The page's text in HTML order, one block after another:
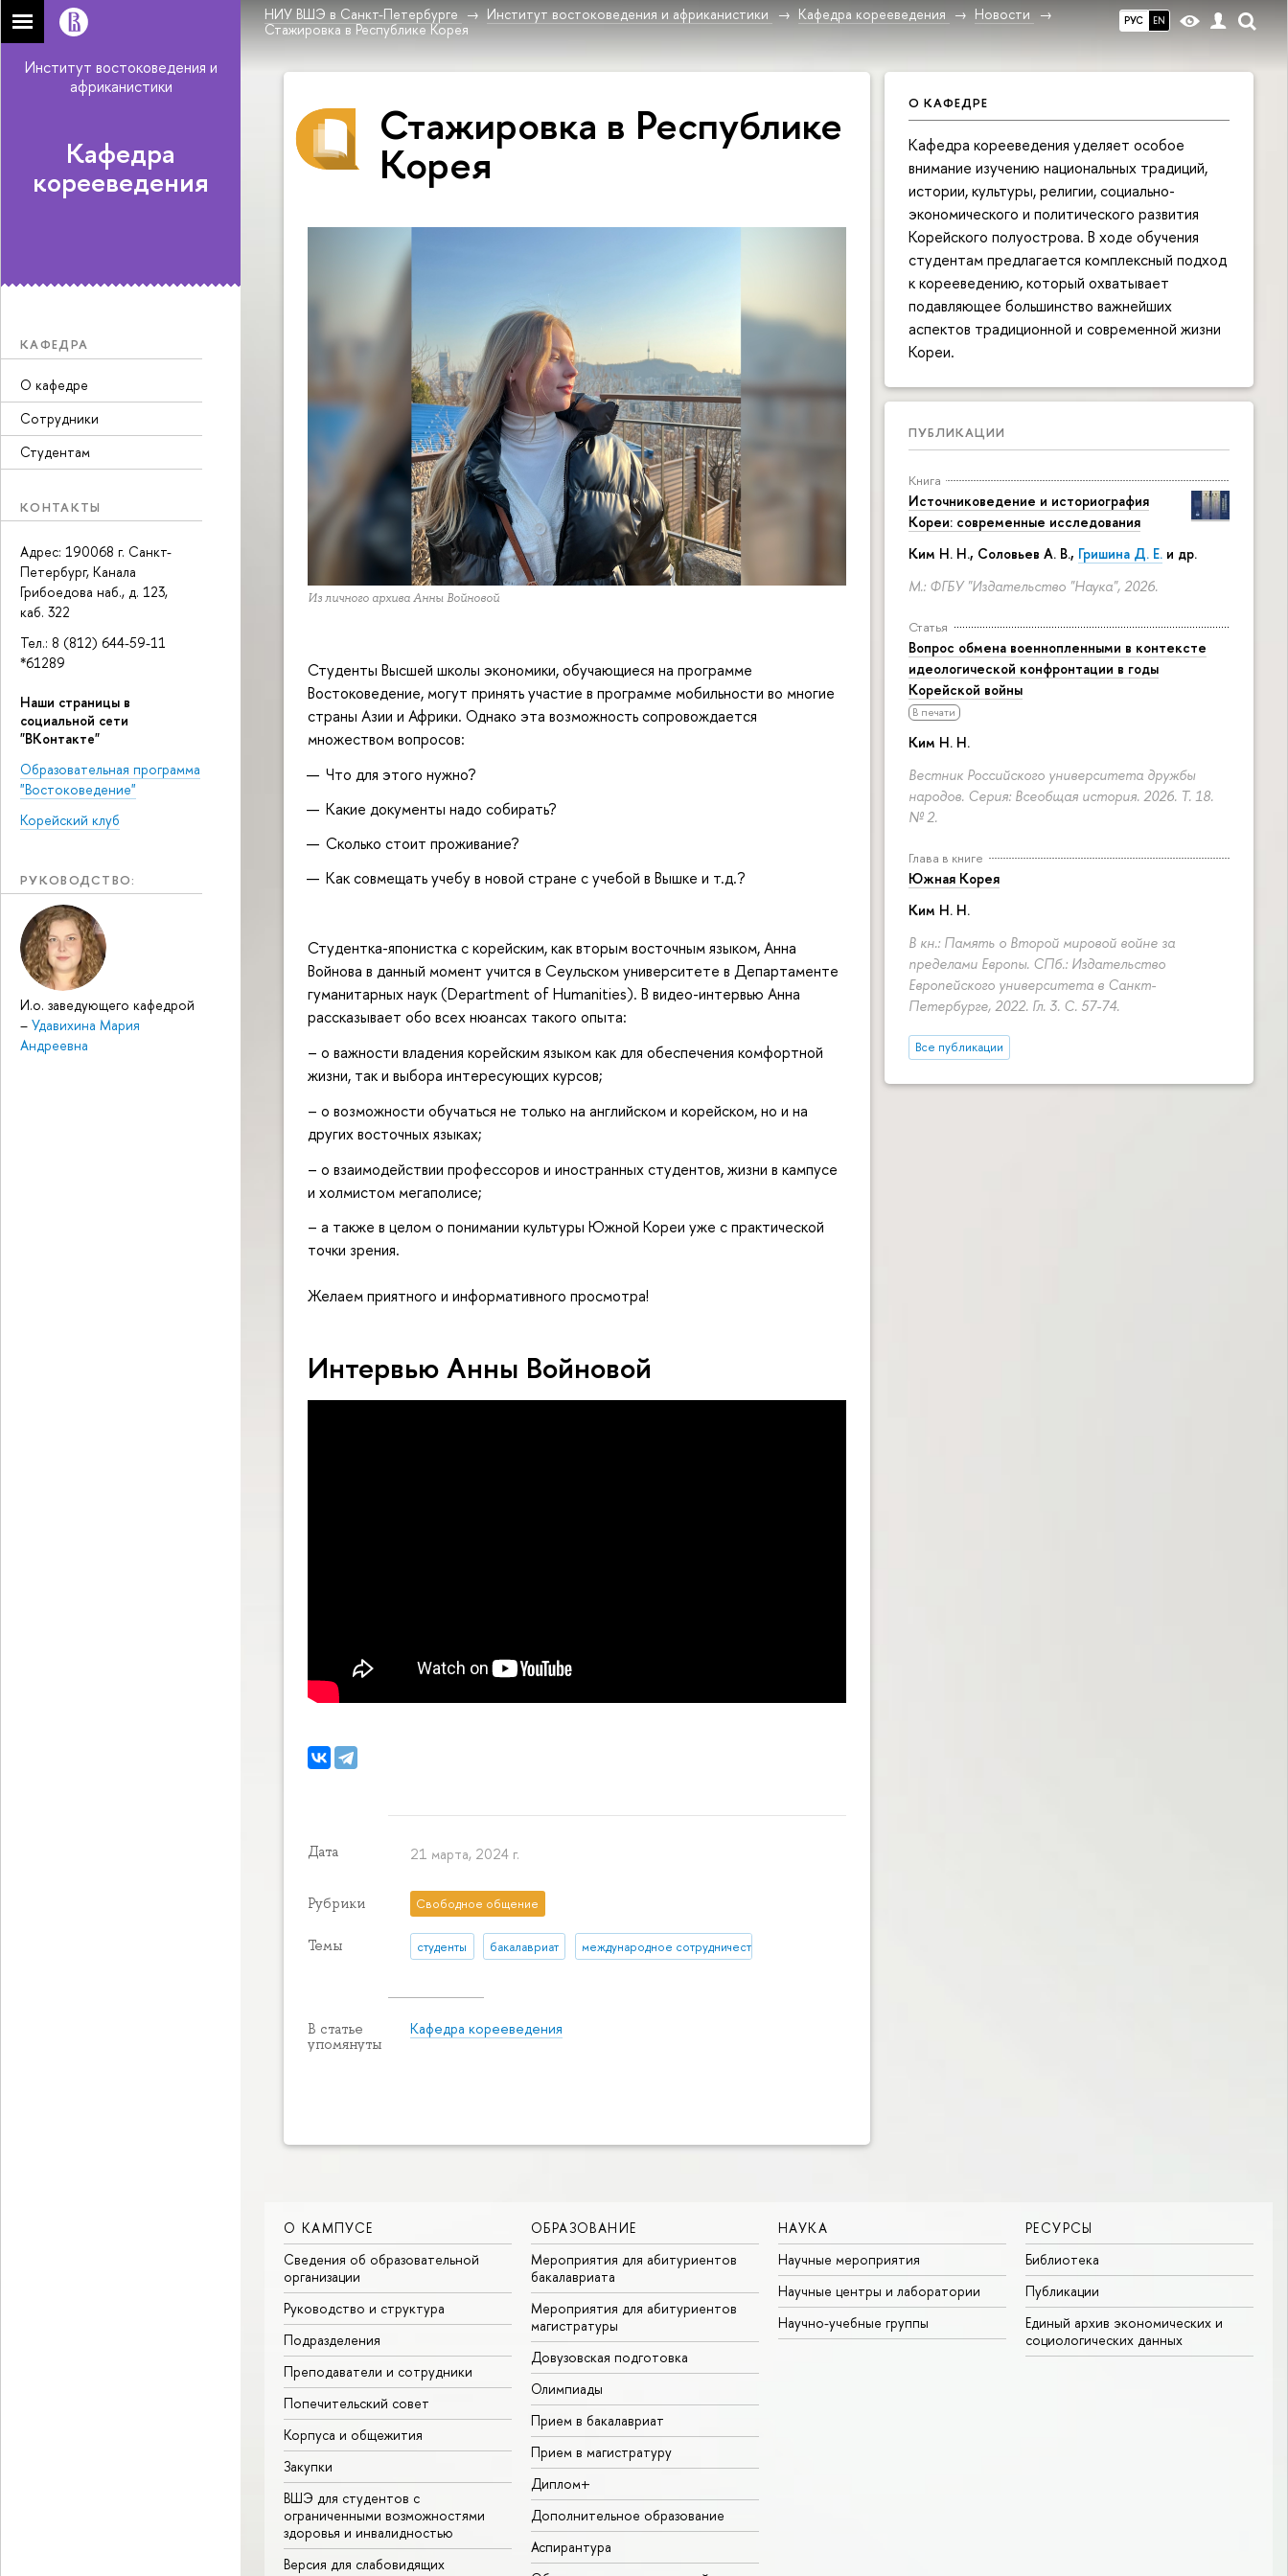
РУС EN
НИУ ВШЭ в Санкт-Петербурге Институт востоковедения и африканистики Кафедра корееведения
Новости
Стажировка в Республике Корея
Институт востоковедения и
африканистики
Кафедра
корееведения
КАФЕДРА
О кафедре
Сотрудники
Студентам
КОНТАКТЫ
Адрес: 190068 г. Санкт-
Петербург, Канала
Грибоедова наб., д. 123,
каб. 322
Тел.: 8 (812) 644-59-11
*61289
Наши страницы в
социальной сети
"ВКонтакте"
Образовательная программа
"Востоковедение"
Корейский клуб
РУКОВОДСТВО:
И.о. заведующего кафедрой
– Удавихина Мария
Андреевна
О КАФЕДРЕ
Кафедра корееведения уделяет особое
внимание изучению национальных традиций,
истории, культуры, религии, социально-
экономического и политического развития
Корейского полуострова. В ходе обучения
студентам предлагается комплексный подход
к корееведению, который охватывает
подавляющее большинство важнейших
аспектов традиционной и современной жизни
Кореи.
ПУБЛИКАЦИИ
Книга
Источниковедение и историография
Кореи: современные исследования
Ким Н. Н., Соловьев А. В., Гришина Д. Е. и др.
М.: ФГБУ "Издательство "Наука", 2026.
Статья
Вопрос обмена военнопленными в контексте
идеологической конфронтации в годы
Корейской войны
В печати
Ким Н. Н.
Вестник Российского университета дружбы
народов. Серия: Всеобщая история. 2026. Т. 18.
№ 2.
Глава в книге
Южная Корея
Ким Н. Н.
В кн.: Память о Второй мировой войне за
пределами Европы. СПб.: Издательство
Европейского университета в Санкт-
Петербурге, 2022. Гл. 3. С. 57-74.
Все публикации
Стажировка в Республике
Корея
Из личного архива Анны Войновой
Студенты Высшей школы экономики, обучающиеся на программе
Востоковедение, могут принять участие в программе мобильности во многие
страны Азии и Африки. Однако эта возможность сопровождается
множеством вопросов:
Что для этого нужно?
Какие документы надо собирать?
Сколько стоит проживание?
Как совмещать учебу в новой стране с учебой в Вышке и т.д.?
Студентка-японистка с корейским, как вторым восточным языком, Анна
Войнова в данный момент учится в Сеульском университете в Департаменте
гуманитарных наук (Department of Humanities). В видео-интервью Анна
рассказывает обо всех нюансах такого опыта:
– о важности владения корейским языком как для обеспечения комфортной
жизни, так и выбора интересующих курсов;
– о возможности обучаться не только на английском и корейском, но и на
других восточных языках;
– о взаимодействии профессоров и иностранных студентов, жизни в кампусе
и холмистом мегаполисе;
– а также в целом о понимании культуры Южной Кореи уже с практической
точки зрения.
Желаем приятного и информативного просмотра!
Интервью Анны Войновой
Дата 21 марта, 2024 г.
Рубрики Свободное общение
Темы студенты бакалавриат международное сотрудничество
В статье
упомянуты
Кафедра корееведения
О КАМПУСЕ
Сведения об образовательной
организации
Руководство и структура
Подразделения
Преподаватели и сотрудники
Попечительский совет
Корпуса и общежития
Закупки
ВШЭ для студентов с
ограниченными возможностями
здоровья и инвалидностью
Версия для слабовидящих
ОБРАЗОВАНИЕ
Мероприятия для абитуриентов
бакалавриата
Мероприятия для абитуриентов
магистратуры
Довузовская подготовка
Олимпиады
Прием в бакалавриат
Прием в магистратуру
Диплом+
Дополнительное образование
Аспирантура
НАУКА
Научные мероприятия
Научные центры и лаборатории
Научно-учебные группы
РЕСУРСЫ
Библиотека
Публикации
Единый архив экономических и
социологических данных